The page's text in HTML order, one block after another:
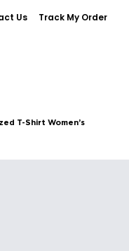
Us Track My Order
T-Shirt Women’s